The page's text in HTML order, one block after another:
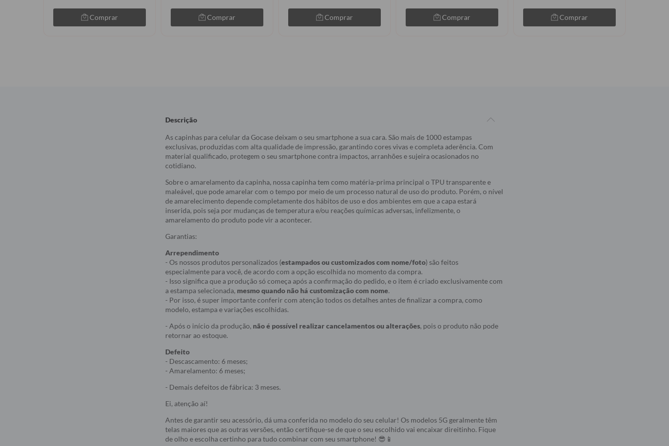
Comprar Comprar Comprar Comprar Comprar
Descrição
As capinhas para celular da Gocase deixam o seu smartphone a sua cara. São mais de 1000 estampas
exclusivas, produzidas com alta qualidade de impressão, garantindo cores vivas e completa aderência. Com
material qualificado, protegem o seu smartphone contra impactos, arranhões e sujeira ocasionados no
cotidiano.
Sobre o amarelamento da capinha, nossa capinha tem como matéria-prima principal o TPU transparente e
maleável, que pode amarelar com o tempo por meio de um processo natural de uso do produto. Porém, o nível
de amarelecimento depende completamente dos hábitos de uso e dos ambientes em que a capa estará
inserida, pois seja por mudanças de temperatura e/ou reações químicas adversas, infelizmente, o
amarelamento do produto pode vir a acontecer.
Garantias:
Arrependimento
- Os nossos produtos personalizados (estampados ou customizados com nome/foto) são feitos
especialmente para você, de acordo com a opção escolhida no momento da compra.
- Isso significa que a produção só começa após a confirmação do pedido, e o item é criado exclusivamente com
a estampa selecionada, mesmo quando não há customização com nome.
- Por isso, é super importante conferir com atenção todos os detalhes antes de finalizar a compra, como
modelo, estampa e variações escolhidas.
- Após o início da produção, não é possível realizar cancelamentos ou alterações, pois o produto não pode
retornar ao estoque.
Defeito
- Descascamento: 6 meses;
- Amarelamento: 6 meses;
- Demais defeitos de fábrica: 3 meses.
Ei, atenção aí!
Antes de garantir seu acessório, dá uma conferida no modelo do seu celular! Os modelos 5G geralmente têm
telas maiores que as outras versões, então certifique-se de que o seu escolhido vai encaixar direitinho. Fique
de olho e escolha certinho para tudo combinar com seu smartphone! 😎📱